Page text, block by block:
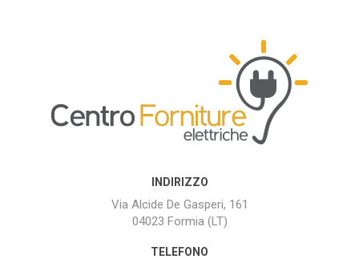
INDIRIZZO
Via Alcide De Gasperi, 161
04023 Formia (LT)
TELEFONO